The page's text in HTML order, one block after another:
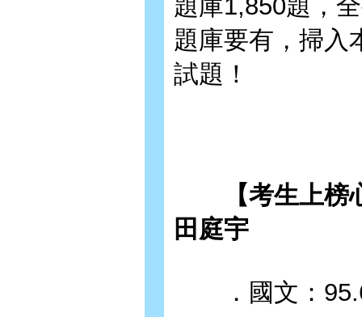
題庫1,850題，
題庫要有，掃入
試題！
【考生上榜心
田庭宇
．國文：